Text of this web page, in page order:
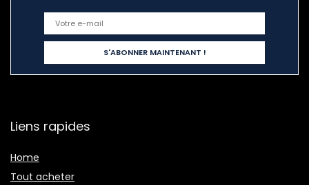
Liens rapides
Home
Tout acheter